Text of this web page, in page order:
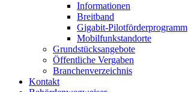
Informationen
Breitband
Gigabit-Pilotförderprogramm
Mobilfunkstandorte
Grundstücksangebote
Öffentliche Vergaben
Branchenverzeichnis
Kontakt